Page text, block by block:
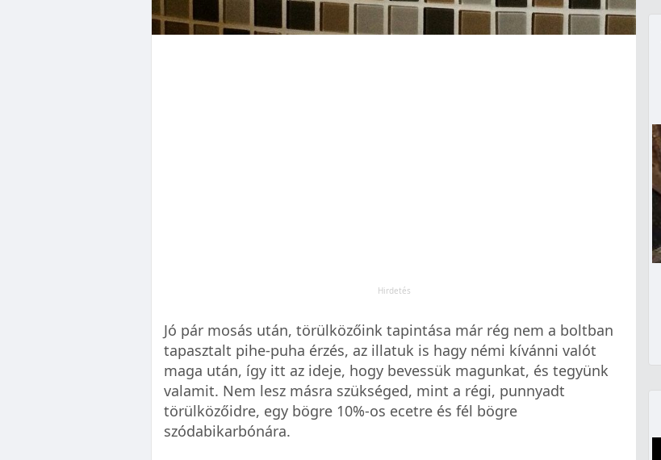
Jó pár mosás után, törülközőink tapintása már rég nem a boltban
tapasztalt pihe-puha érzés, az illatuk is hagy némi kívánni valót
maga után, így itt az ideje, hogy bevessük magunkat, és tegyünk
valamit. Nem lesz másra szükséged, mint a régi, punnyadt
törülközőidre, egy bögre 10%-os ecetre és fél bögre
szódabikarbónára.